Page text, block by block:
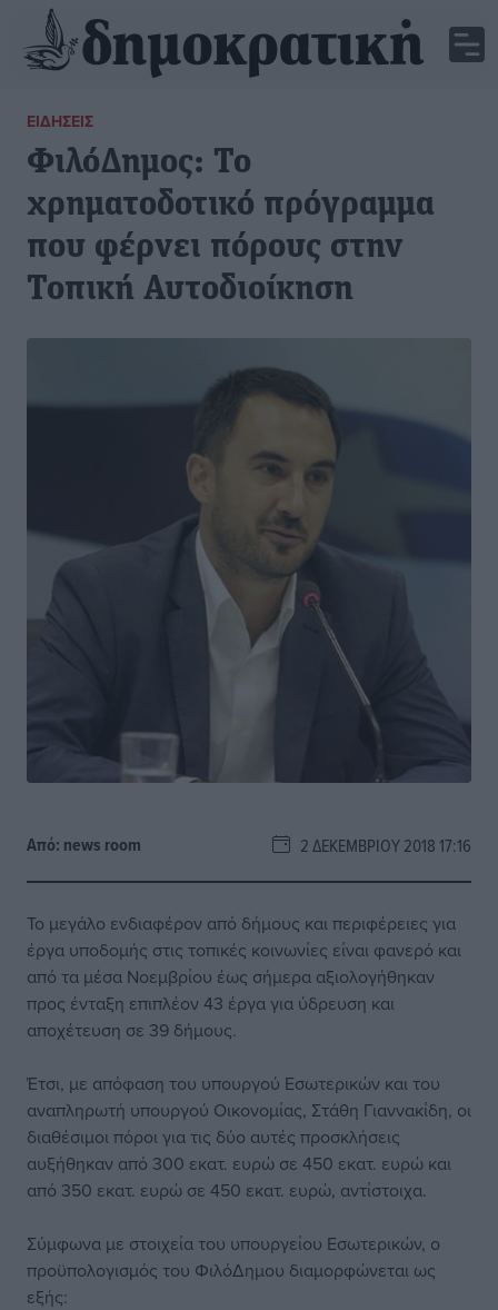
ΕΙΔΉΣΕΙΣ
ΦιλόΔημος: Το
χρηματοδοτικό πρόγραμμα
που φέρνει πόρους στην
Τοπική Αυτοδιοίκηση
Από: news room 2 ΔΕΚΕΜΒΡΊΟΥ 2018 17:16
Το μεγάλο ενδιαφέρον από δήμους και περιφέρειες για
έργα υποδομής στις τοπικές κοινωνίες είναι φανερό και
από τα μέσα Νοεμβρίου έως σήμερα αξιολογήθηκαν
προς ένταξη επιπλέον 43 έργα για ύδρευση και
αποχέτευση σε 39 δήμους.
Έτσι, με απόφαση του υπουργού Εσωτερικών και του
αναπληρωτή υπουργού Οικονομίας, Στάθη Γιαννακίδη, οι
διαθέσιμοι πόροι για τις δύο αυτές προσκλήσεις
αυξήθηκαν από 300 εκατ. ευρώ σε 450 εκατ. ευρώ και
από 350 εκατ. ευρώ σε 450 εκατ. ευρώ, αντίστοιχα.
Σύμφωνα με στοιχεία του υπουργείου Εσωτερικών, ο
προϋπολογισμός του ΦιλόΔημου διαμορφώνεται ως
εξής: